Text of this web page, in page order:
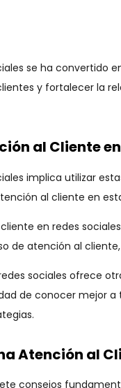
se ha convertido
y fortalecer la
al Cliente
implica utilizar
al cliente en
en redes
de atención al
sociales ofrece
de conocer mejor
Atención al
consejos